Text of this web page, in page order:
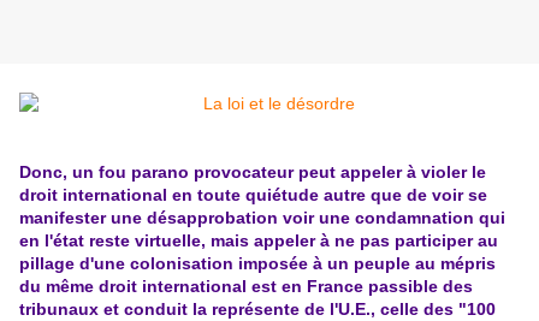
Donc, un fou parano provocateur peut appeler à violer le
droit international en toute quiétude autre que de voir se
manifester une désapprobation voir une condamnation qui
en l'état reste virtuelle, mais appeler à ne pas participer au
pillage d'une colonisation imposée à un peuple au mépris
du même droit international est en France passible des
tribunaux et conduit la représente de l'U.E., celle des "100